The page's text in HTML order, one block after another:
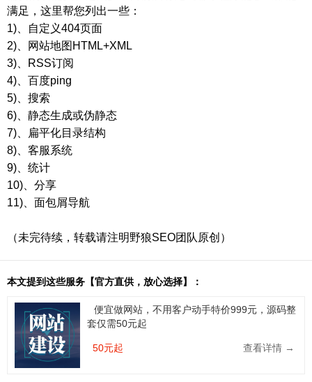
满足，这里帮您列出一些：
1)、自定义404页面
2)、网站地图HTML+XML
3)、RSS订阅
4)、百度ping
5)、搜索
6)、静态生成或伪静态
7)、扁平化目录结构
8)、客服系统
9)、统计
10)、分享
11)、面包屑导航
（未完待续，转载请注明野狼SEO团队原创）
本文提到这些服务【官方直供，放心选择】：
便宜做网站，不用客户动手特价999元，源码整
套仅需50元起
50元起 查看详情 →